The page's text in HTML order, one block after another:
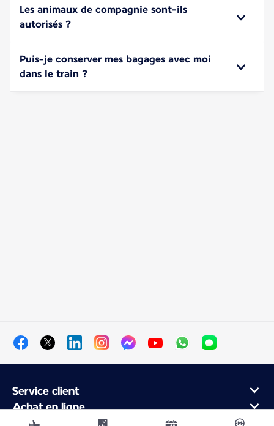
Les animaux de compagnie sont-ils
autorisés ?
Puis-je conserver mes bagages avec moi
dans le train ?
Service client
Achat en ligne
Programme de fidélité et partenaires